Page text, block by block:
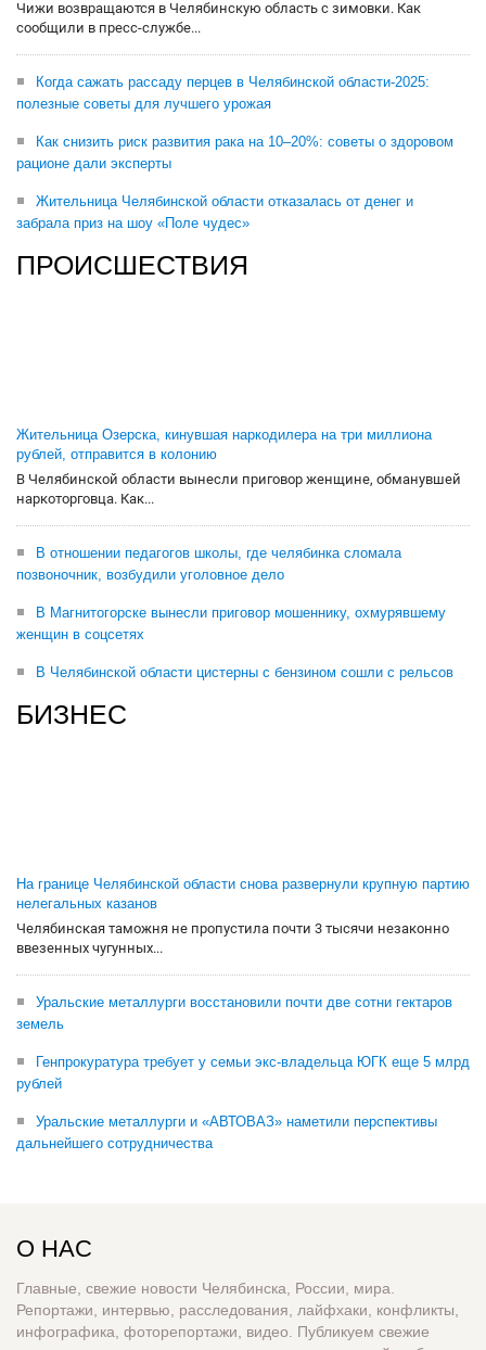
Чижи возвращаются в Челябинскую область с зимовки. Как
сообщили в пресс-службе...
Когда сажать рассаду перцев в Челябинской области-2025:
полезные советы для лучшего урожая
Как снизить риск развития рака на 10–20%: советы о здоровом
рационе дали эксперты
Жительница Челябинской области отказалась от денег и
забрала приз на шоу «Поле чудес»
ПРОИСШЕСТВИЯ
Жительница Озерска, кинувшая наркодилера на три миллиона
рублей, отправится в колонию
В Челябинской области вынесли приговор женщине, обманувшей
наркоторговца. Как...
В отношении педагогов школы, где челябинка сломала
позвоночник, возбудили уголовное дело
В Магнитогорске вынесли приговор мошеннику, охмурявшему
женщин в соцсетях
В Челябинской области цистерны с бензином сошли с рельсов
БИЗНЕС
На границе Челябинской области снова развернули крупную партию
нелегальных казанов
Челябинская таможня не пропустила почти 3 тысячи незаконно
ввезенных чугунных...
Уральские металлурги восстановили почти две сотни гектаров
земель
Генпрокуратура требует у семьи экс-владельца ЮГК еще 5 млрд
рублей
Уральские металлурги и «АВТОВАЗ» наметили перспективы
дальнейшего сотрудничества
О НАС
Главные, свежие новости Челябинска, России, мира.
Репортажи, интервью, расследования, лайфхаки, конфликты,
инфографика, фоторепортажи, видео. Публикуем свежие